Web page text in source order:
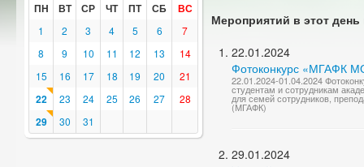
ПН ВТ СР ЧТ ПТ СБ ВС
1 2 3 4 5 6
7
8
9 10 11 12 13
14
15
16 17 18 19 20 21
22 23 24 25 26 27 28
29 30 31
Мероприятий в этот день
22.01.2024
Фотоконкурс «МГАФК
22.01.2024-01.04.2024
студентам и сотрудникам
для семей сотрудников,
(МГАФК)
29.01.2024